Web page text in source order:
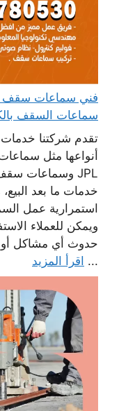
سماعات السقف
تقدم شركتنا
أنواعها مثل
خدمات ما بعد
استمرارية عمل
ويمكن للعملاء
حدوث أي مشاكل أو
... اقرأ المزيد